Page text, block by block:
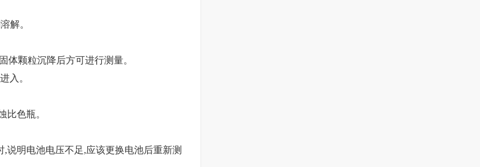
解。
体颗粒沉降后方可进行测量。
入。
比色瓶。
说明电池电压不足,应该更换电池后重新测